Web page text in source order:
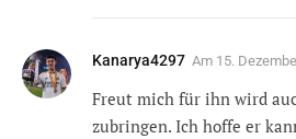
Kanarya4297 Am 15.
Freut mich für ihn wird
zubringen. Ich hoffe er